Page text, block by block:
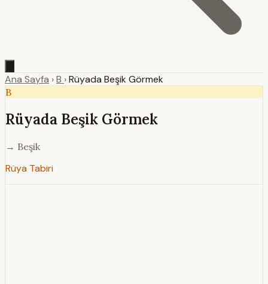
Ana Sayfa ›B ›Rüyada Beşik Görmek
B
Rüyada Beşik Görmek
→ Beşik
Rüya Tabiri